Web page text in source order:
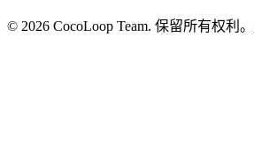
© 2026 CocoLoop Team. 保留所有权利。